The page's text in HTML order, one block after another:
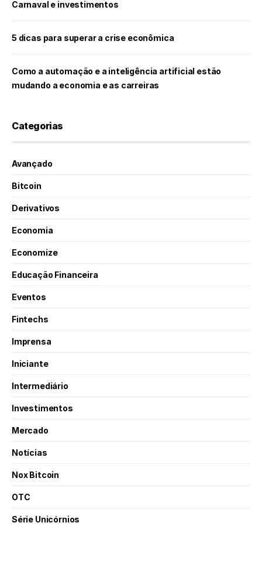
Carnaval e investimentos
5 dicas para superar a crise econômica
Como a automação e a inteligência artificial estão
mudando a economia e as carreiras
Categorias
Avançado
Bitcoin
Derivativos
Economia
Economize
Educação Financeira
Eventos
Fintechs
Imprensa
Iniciante
Intermediário
Investimentos
Mercado
Notícias
Nox Bitcoin
OTC
Série Unicórnios